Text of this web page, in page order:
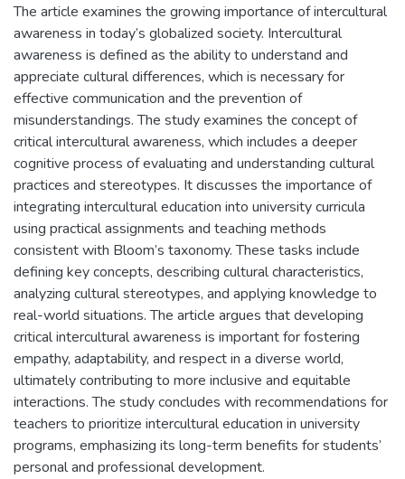
The article examines the growing importance of intercultural
awareness in today’s globalized society. Intercultural
awareness is defined as the ability to understand and
appreciate cultural differences, which is necessary for
effective communication and the prevention of
misunderstandings. The study examines the concept of
critical intercultural awareness, which includes a deeper
cognitive process of evaluating and understanding cultural
practices and stereotypes. It discusses the importance of
integrating intercultural education into university curricula
using practical assignments and teaching methods
consistent with Bloom’s taxonomy. These tasks include
defining key concepts, describing cultural characteristics,
analyzing cultural stereotypes, and applying knowledge to
real-world situations. The article argues that developing
critical intercultural awareness is important for fostering
empathy, adaptability, and respect in a diverse world,
ultimately contributing to more inclusive and equitable
interactions. The study concludes with recommendations for
teachers to prioritize intercultural education in university
programs, emphasizing its long-term benefits for students’
personal and professional development.